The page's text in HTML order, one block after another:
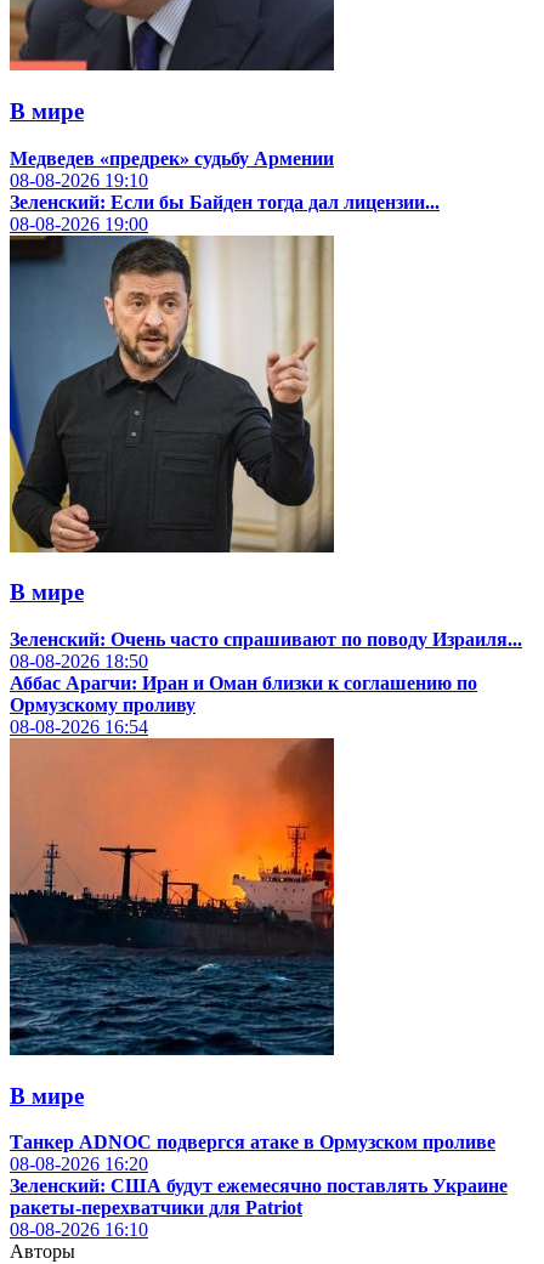
В мире
Медведев «предрек» судьбу Армении
08-08-2026 19:10
Зеленский: Если бы Байден тогда дал лицензии...
08-08-2026 19:00
В мире
Зеленский: Очень часто спрашивают по поводу Израиля...
08-08-2026 18:50
Аббас Арагчи: Иран и Оман близки к соглашению по
Ормузскому проливу
08-08-2026 16:54
В мире
Танкер ADNOC подвергся атаке в Ормузском проливе
08-08-2026 16:20
Зеленский: США будут ежемесячно поставлять Украине
ракеты-перехватчики для Patriot
08-08-2026 16:10
Авторы